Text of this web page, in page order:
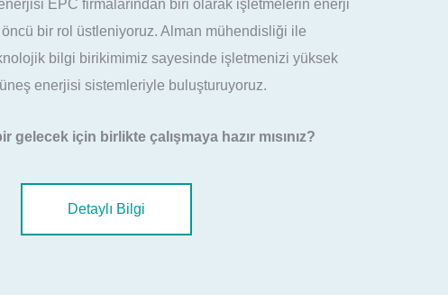
EPC firmalarından biri olarak işletmelerin enerji
bir rol üstleniyoruz. Alman mühendisliği ile
bilgi birikimimiz sayesinde işletmenizi yüksek
enerjisi sistemleriyle buluşturuyoruz.
gelecek için birlikte çalışmaya hazır mısınız?
Detaylı Bilgi